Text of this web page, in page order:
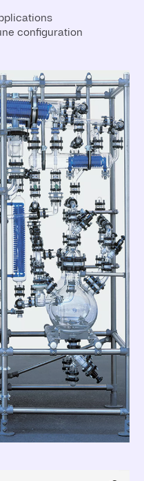
configuration